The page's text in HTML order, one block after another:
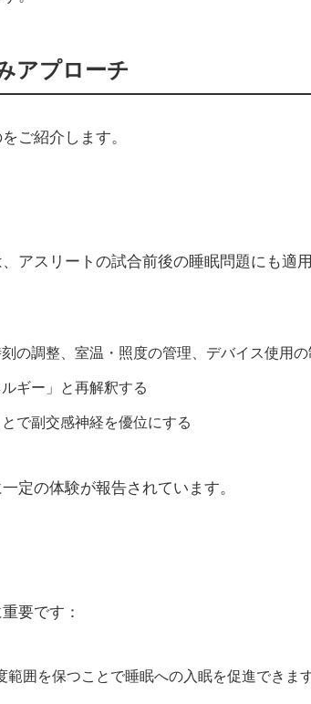
アプローチ
ご紹介します。
アスリートの試合前後の睡眠問題にも適
の調整、室温・照度の管理、デバイス使用
ギー」と再解釈する
で副交感神経を優位にする
定の体験が報告されています。
要です：
囲を保つことで睡眠への入眠を促進できます